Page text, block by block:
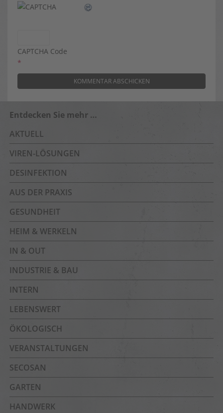
CAPTCHA Code
*
Entdecken Sie mehr …
AKTUELL
VIREN-LÖSUNGEN
DESINFEKTION
AUS DER PRAXIS
GESUNDHEIT
HEIM & WERKELN
IN & OUT
INDUSTRIE & BAU
INTERN
LEBENSWERT
ÖKOLOGISCH
VERANSTALTUNGEN
SECOSAN
GARTEN
HANDWERK